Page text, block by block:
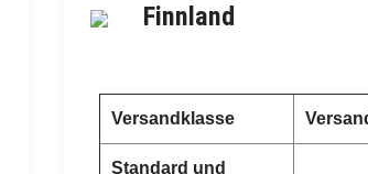
Finnland
Versandklasse
Standard und